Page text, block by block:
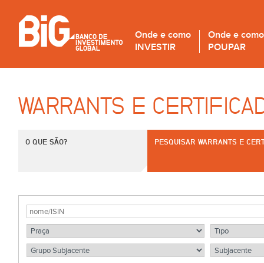
Onde e como
INVESTIR
Onde e como
POUPAR
WARRANTS E
O QUE SÃO? PESQUISAR WARRANTS E